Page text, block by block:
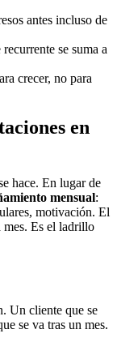
antes incluso de
se suma a
crecer, no para
en
hace. En lugar de
mensual:
motivación. El
mes. Es el ladrillo
Un cliente que se
se va tras un mes.